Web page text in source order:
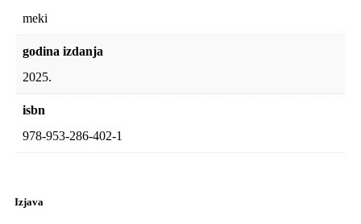
meki
godina izdanja
2025.
isbn
978-953-286-402-1
Izjava